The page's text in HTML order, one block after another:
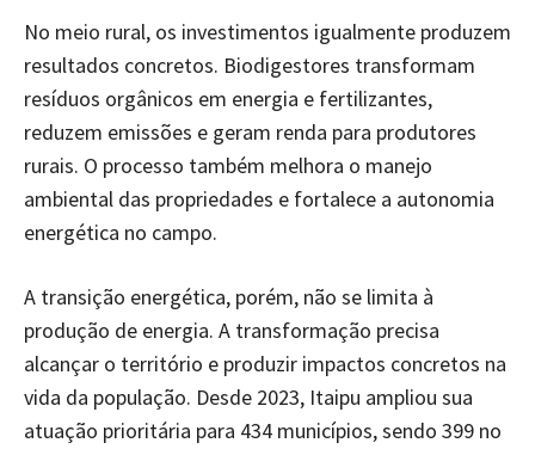
No meio rural, os investimentos igualmente produzem
resultados concretos. Biodigestores transformam
resíduos orgânicos em energia e fertilizantes,
reduzem emissões e geram renda para produtores
rurais. O processo também melhora o manejo
ambiental das propriedades e fortalece a autonomia
energética no campo.
A transição energética, porém, não se limita à
produção de energia. A transformação precisa
alcançar o território e produzir impactos concretos na
vida da população. Desde 2023, Itaipu ampliou sua
atuação prioritária para 434 municípios, sendo 399 no